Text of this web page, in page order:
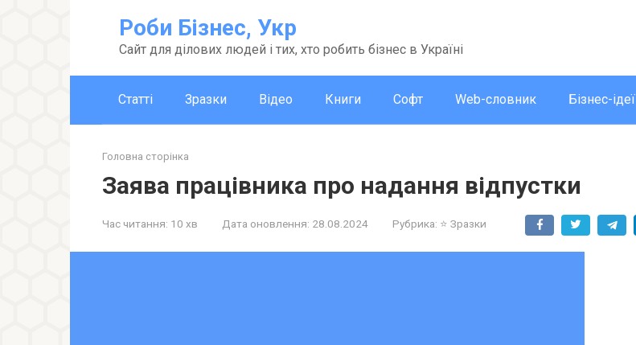
Роби Бізнес, Укр
Сайт для ділових людей і тих, хто робить бізнес в Україні
Статті Зразки Відео Книги Софт Web-словник Бізнес-ідеї
Головна сторінка
Заява працівника про надання відпустки
Час читання: 10 хв Дата оновлення: 28.08.2024 Рубрика: ⭐ Зразки